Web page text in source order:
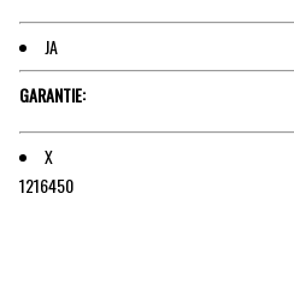
JA
GARANTIE:
X
1216450